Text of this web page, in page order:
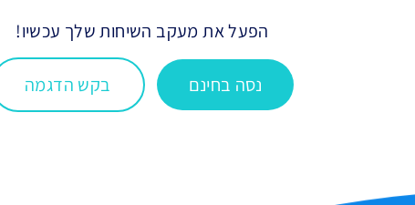
הפעל את מעקב השיחות שלך עכשיו!
נסה בחינם בקש הדגמה